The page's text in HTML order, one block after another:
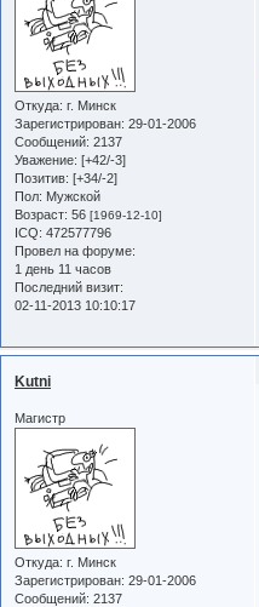
Откуда: г. Минск
Зарегистрирован: 29-01-2006
Сообщений: 2137
Уважение: [+42/-3]
Позитив: [+34/-2]
Пол: Мужской
Возраст: 56 [1969-12-10]
ICQ: 472577796
Провел на форуме:
1 день 11 часов
Последний визит:
02-11-2013 10:10:17
Kutni
Магистр
Откуда: г. Минск
Зарегистрирован: 29-01-2006
Сообщений: 2137